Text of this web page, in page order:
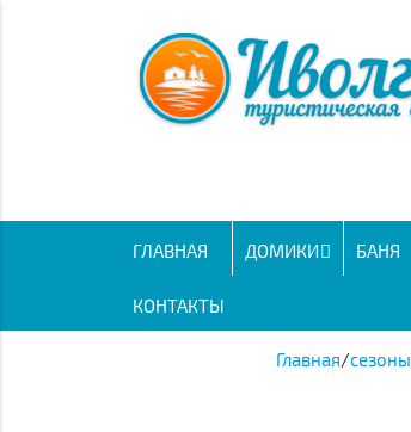
ГЛАВНАЯ ДОМИКИ БАНЯ
КОНТАКТЫ
Главная/сезоны